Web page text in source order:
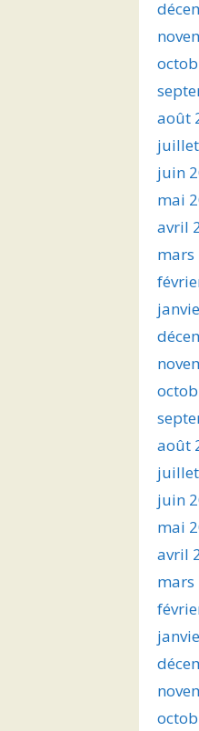
août
juin
mai
avril
mars
août
juin
mai
avril
mars